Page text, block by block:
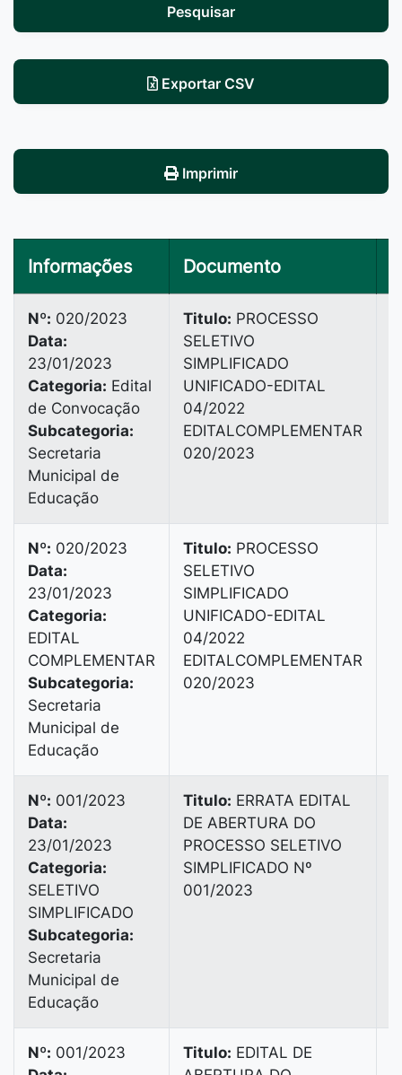
Pesquisar
Exportar CSV
Imprimir
Informações Documento
Nº: 020/2023
Data:
23/01/2023
Categoria: Edital
de Convocação
Subcategoria:
Secretaria
Municipal de
Educação
Titulo: PROCESSO
SELETIVO
SIMPLIFICADO
UNIFICADO-EDITAL
04/2022
EDITALCOMPLEMENTAR
020/2023
Nº: 020/2023
Data:
23/01/2023
Categoria:
EDITAL
COMPLEMENTAR
Subcategoria:
Secretaria
Municipal de
Educação
Titulo: PROCESSO
SELETIVO
SIMPLIFICADO
UNIFICADO-EDITAL
04/2022
EDITALCOMPLEMENTAR
020/2023
Nº: 001/2023
Data:
23/01/2023
Categoria:
SELETIVO
SIMPLIFICADO
Subcategoria:
Secretaria
Municipal de
Educação
Titulo: ERRATA EDITAL
DE ABERTURA DO
PROCESSO SELETIVO
SIMPLIFICADO Nº
001/2023
Nº: 001/2023
Titulo: EDITAL DE